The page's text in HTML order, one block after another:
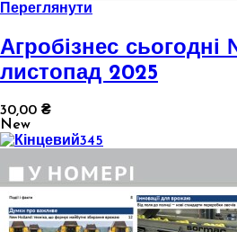
Переглянути
Агробізнес сьогодні
листопад 2025
30,00 ₴
New